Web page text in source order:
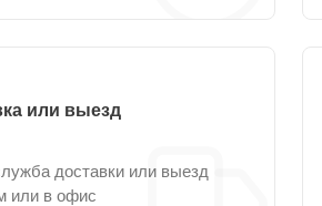
или выезд
доставки или выезд
или в офис